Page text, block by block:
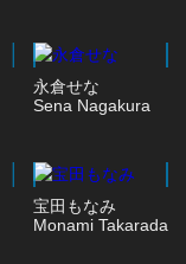
永倉せな
Sena Nagakura
宝田もなみ
Monami Takarada